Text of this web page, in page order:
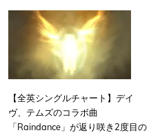
【全英シングルチャート】デイ
ヴ、テムズのコラボ曲
「Raindance」が返り咲き2度目の